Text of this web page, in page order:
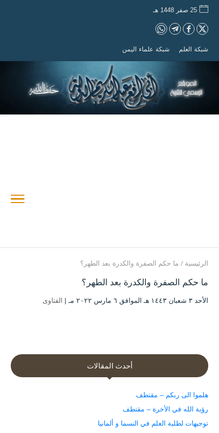
25 صفر 1448 هـ
شبكة العلم شبكة علماء اليمن
الرئيسية / ما حكم الصفرة والكدرة بعد الطهر؟
ما حكم الصفرة والكدرة بعد الطهر؟
الأحد ۳ شعبان ۱٤٤۳ هـ الموافق ٦ مارس ۲۰۲۲ مـ | الفتاوى
أحدث المقالات
هلموا الى ربكم – مقتطف
رؤية الله في الأخرة – مقتطف
توجيهات لطلبة العلم في النسما و ألمانيا